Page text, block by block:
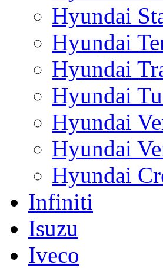
Hyundai
Hyundai
Hyundai
Hyundai
Hyundai
Hyundai
Hyundai
Infiniti
Isuzu
Iveco